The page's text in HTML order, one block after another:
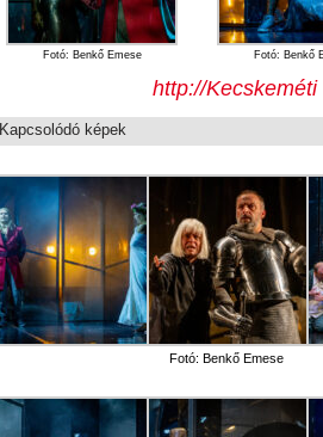
Fotó: Benkő Emese Fotó: Benkő
http://
Kapcsolódó képek
Fotó: Benkő Emese